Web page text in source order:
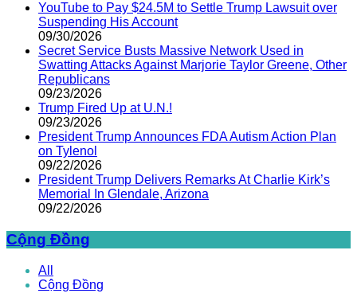
YouTube to Pay $24.5M to Settle Trump Lawsuit over
Suspending His Account
09/30/2026
Secret Service Busts Massive Network Used in
Swatting Attacks Against Marjorie Taylor Greene, Other
Republicans
09/23/2026
Trump Fired Up at U.N.!
09/23/2026
President Trump Announces FDA Autism Action Plan
on Tylenol
09/22/2026
President Trump Delivers Remarks At Charlie Kirk’s
Memorial In Glendale, Arizona
09/22/2026
Cộng Đồng
All
Cộng Đồng